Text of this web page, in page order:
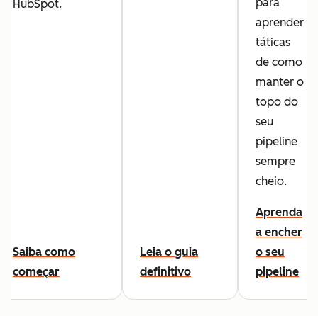
HubSpot.
Saiba como
começar
Leia o guia
definitivo
para
aprender
táticas
de como
manter o
topo do
seu
pipeline
sempre
cheio.
Aprenda
a encher
o seu
pipeline